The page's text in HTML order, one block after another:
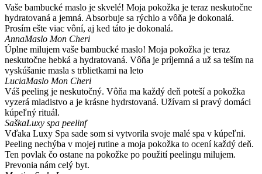
Vaše bambucké maslo je skvelé! Moja pokožka je teraz neskutočne
hydratovaná a jemná. Absorbuje sa rýchlo a vôňa je dokonalá.
Prosím ešte viac vôní, aj ked táto je dokonalá.
AnnaMaslo Mon Cheri
Úplne milujem vaše bambucké maslo! Moja pokožka je teraz
neskutočne hebká a hydratovaná. Vôňa je príjemná a už sa teším na
vyskúšanie masla s trblietkami na leto
LuciaMaslo Mon Cheri
Váš peeling je neskutočný. Vôňa ma každý deň poteší a pokožka
vyzerá mladistvo a je krásne hydrstovaná. Užívam si pravý domáci
kúpeľný rituál.
SaškaLuxy spa peelinf
Vďaka Luxy Spa sade som si vytvorila svoje malé spa v kúpeľni.
Peeling nechýba v mojej rutine a moja pokožka to ocení každý deň.
Ten povlak čo ostane na pokožke po použití peelingu milujem.
Prevonia nám celý byt.